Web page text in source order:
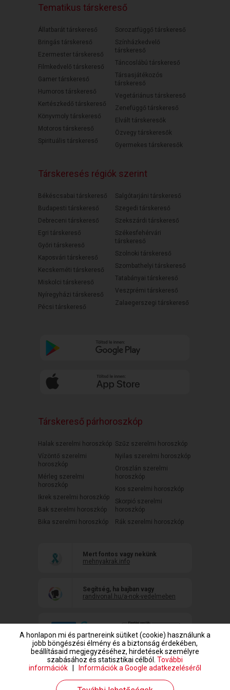
Tematikus társkereső
Állatbarát társkereső
Bringás társkereső
Ezermester társkereső
Filmkedvelő társkereső
Gamer társkereső
Humoros társkereső
Kertészkedő társkereső
Könyvmoly társkereső
Motoros társkereső
Spirituális társkereső
Sorozatfüggő társkereső
Színházkedvelő
társkereső
Táncoslábú társkereső
Társasjátékozós
társkereső
Vegetáriánus társkereső
Zenefüggő társkereső
Elvált társkeresők
Özvegy társkeresők
Gyermekes társkeresők
Társkeresés régiók szerint
Békéscsabai társkereső
Budapesti társkereső
Debreceni társkereső
Egri társkereső
Győri társkereső
Kaposvári társkereső
Kecskeméti társkereső
Miskolci társkereső
Nyíregyházi társkereső
Pécsi társkereső
Salgótarjáni társkereső
Szegedi társkereső
Szekszárdi társkereső
Székesfehérvári
társkereső
Szolnoki társkereső
Szombathelyi társkereső
Tatabányai társkereső
Veszprémi társkereső
Zalaegerszegi társkereső
Társkereső párhoroszkóp
Halak szerelmi horoszkóp
Vízöntő szerelmi
horoszkóp
Mérleg szerelmi
horoszkóp
Ikrek szerelmi horoszkóp
Bak szerelmi horoszkóp
Bika szerelmi horoszkóp
Szűz szerelmi horoszkóp
Nyilas szerelmi horoszkóp
Oroszlán szerelmi
horoszkóp
Kos szerelmi horoszkóp
Skorpió szerelmi
horoszkóp
Rák szerelmi horoszkóp
Mert fontos vagy nekünk
mehnyakrak.info
Segítség, ha bajban vagy
randivonal.hu/a-nok-vedelmeben
www.randivonal.hu © Copyright 1999-2026 Dating Central Europe Zrt.
A honlapon mi és partnereink sütiket (cookie) használunk a
jobb böngészési élmény és a biztonság érdekében,
beállításaid megjegyzéséhez, hirdetések személyre
szabásához és statisztikai célból. További
információk
Információk a Google adatkezeléséről